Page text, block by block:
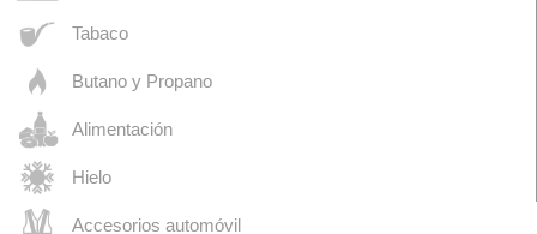
Tabaco
Butano y Propano
Alimentación
Hielo
Accesorios automóvil